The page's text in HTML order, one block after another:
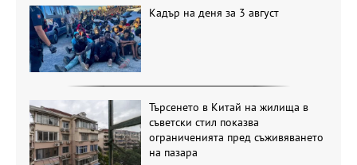
Кадър на деня за 3 август
Търсенето в Китай на жилища в
съветски стил показва
ограниченията пред съживяването
на пазара